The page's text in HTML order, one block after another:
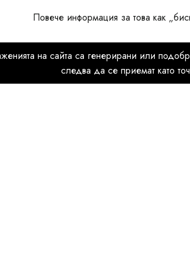
Повече информация за това как
на сайта са генерирани или
следва да се приемат като